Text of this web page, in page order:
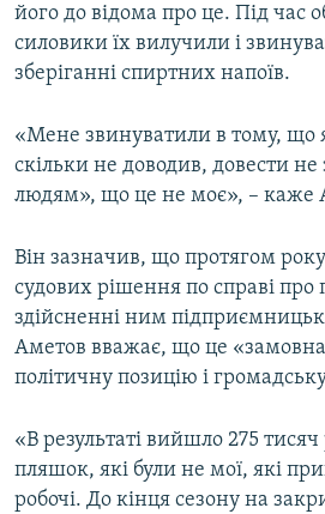
його до відома про це. Під час
силовики їх вилучили і
зберіганні спиртних напоїв.
«Мене звинуватили в тому, що
скільки не доводив, довести
людям», що це не моє», – каже
Він зазначив, що протягом
судових рішення по справі
здійсненні ним
Аметов вважає, що це «замовна
політичну позицію і
«В результаті вийшло 275 тисяч
пляшок, які були не мої, які
робочі. До кінця сезону на